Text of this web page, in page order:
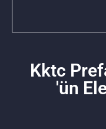
Kktc
'ün